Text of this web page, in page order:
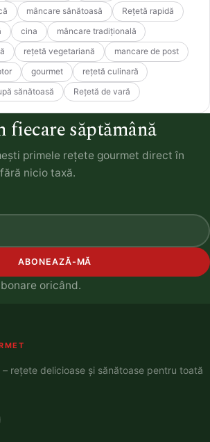
mâncare sănătoasă
Rețetă rapidă
cina
mâncare tradițională
rețetă vegetariană
mancare de post
gourmet
rețetă culinară
sănătoasă Rețetă de vară
fiecare săptămână
primele rețete gourmet direct în
nicio taxă.
ABONEAZĂ-MĂ
oricând.
rețete delicioase și sănătoase pentru toată